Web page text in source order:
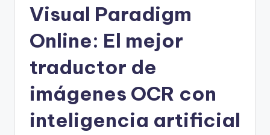
A
Visual Paradigm
Online: El mejor
traductor de
imágenes OCR con
inteligencia artificial